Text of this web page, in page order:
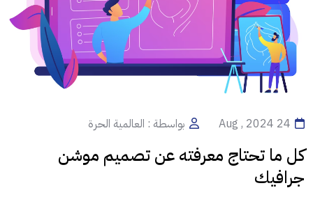
24 Aug , 2024 بواسطة : العالمية الحرة
كل ما تحتاج معرفته عن تصميم موشن
جرافيك